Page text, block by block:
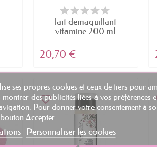
lait demaquillant
vitamine 200 ml
20,70 €
favorite_border
ses propres cookies et ceux de tiers pour
montrer des publicités liées à vos préférences
Pour donner votre consentement à
Accepter.
Personnaliser les cookies